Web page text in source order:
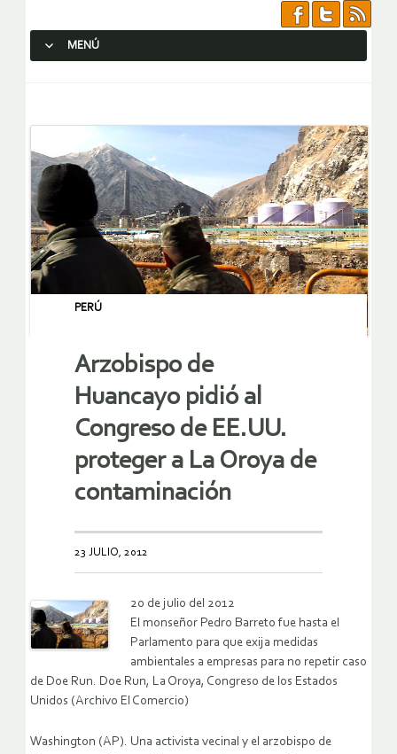
MENÚ
PERÚ
Arzobispo de
Huancayo pidió al
Congreso de EE.UU.
proteger a La Oroya de
contaminación
23 JULIO, 2012
20 de julio del 2012
El monseñor Pedro Barreto fue hasta el
Parlamento para que exija medidas
ambientales a empresas para no repetir caso
de Doe Run. Doe Run, La Oroya, Congreso de los Estados
Unidos (Archivo El Comercio)
Washington (AP). Una activista vecinal y el arzobispo de